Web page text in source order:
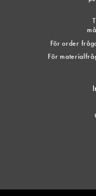
För order
För